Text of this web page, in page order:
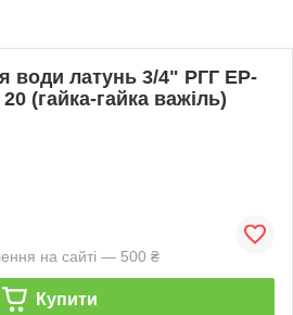
води латунь 3/4" РГГ EP-
(гайка-гайка важіль)
на сайті — 500 ₴
Купити